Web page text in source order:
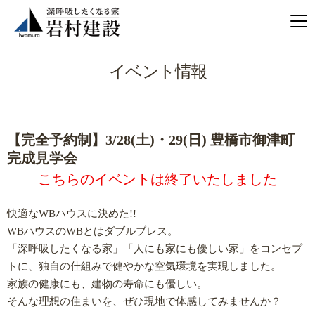
イベント情報
【完全予約制】3/28(土)・29(日) 豊橋市御津町
完成見学会
こちらのイベントは終了いたしました
快適なWBハウスに決めた!!
WBハウスのWBとはダブルブレス。
「深呼吸したくなる家」「人にも家にも優しい家」をコンセプ
トに、独自の仕組みで健やかな空気環境を実現しました。
家族の健康にも、建物の寿命にも優しい。
そんな理想の住まいを、ぜひ現地で体感してみませんか？